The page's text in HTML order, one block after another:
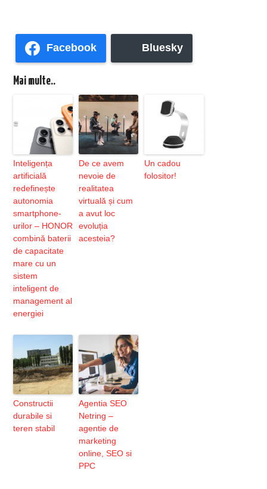
Facebook Bluesky
Mai multe..
Inteligența
artificială
redefinește
autonomia
smartphone-
urilor – HONOR
combină baterii
de capacitate
mare cu un
sistem
inteligent de
management al
energiei
De ce avem
nevoie de
realitatea
virtuală și cum
a avut loc
evoluția
acesteia?
Un cadou
folositor!
Constructii
durabile si
teren stabil
Agentia SEO
Netring –
agentie de
marketing
online, SEO si
PPC